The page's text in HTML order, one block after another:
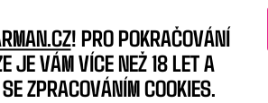
! PRO POKRAČOVÁNÍ
JE VÁM VÍCE NEŽ 18 LET A
ZPRACOVÁNÍM COOKIES.